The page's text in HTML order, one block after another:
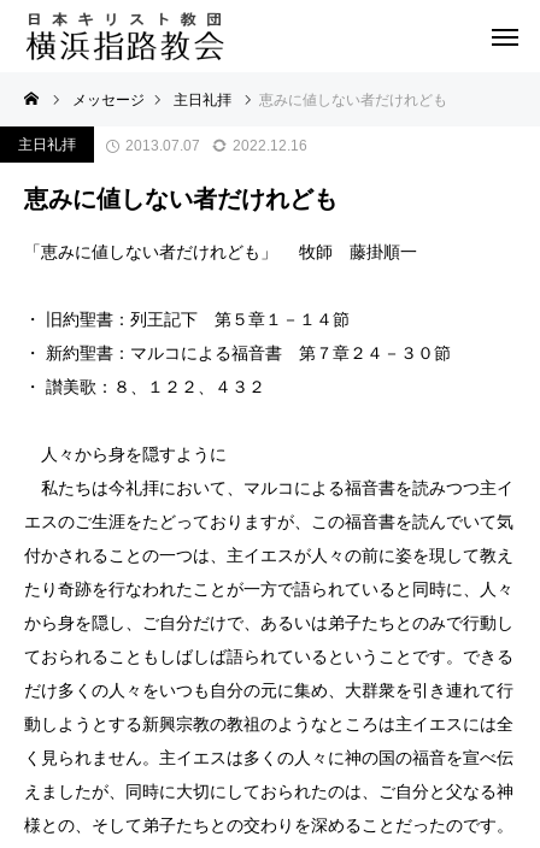
メッセージ 主日礼拝 恵みに値しない者だけれども
主日礼拝 2013.07.07 2022.12.16
恵みに値しない者だけれども
「恵みに値しない者だけれども」 牧師 藤掛順一
・ 旧約聖書：列王記下 第５章１－１４節
・ 新約聖書：マルコによる福音書 第７章２４－３０節
・ 讃美歌：８、１２２、４３２
人々から身を隠すように
私たちは今礼拝において、マルコによる福音書を読みつつ主イ
エスのご生涯をたどっておりますが、この福音書を読んでいて気
付かされることの一つは、主イエスが人々の前に姿を現して教え
たり奇跡を行なわれたことが一方で語られていると同時に、人々
から身を隠し、ご自分だけで、あるいは弟子たちとのみで行動し
ておられることもしばしば語られているということです。できる
だけ多くの人々をいつも自分の元に集め、大群衆を引き連れて行
動しようとする新興宗教の教祖のようなところは主イエスには全
く見られません。主イエスは多くの人々に神の国の福音を宣べ伝
えましたが、同時に大切にしておられたのは、ご自分と父なる神
様との、そして弟子たちとの交わりを深めることだったのです。